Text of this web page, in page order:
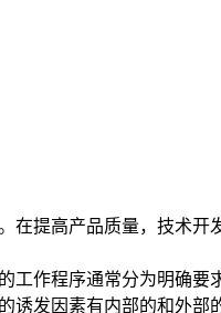
提高产品质量，技术开
作程序通常分为明确要
诱发因素有内部的和外部